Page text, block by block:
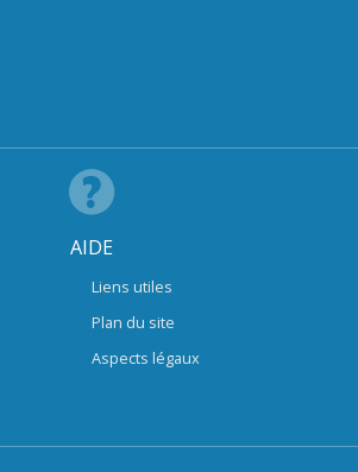
AIDE
Liens utiles
Plan du site
Aspects légaux